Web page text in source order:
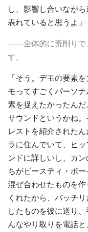
し、影響し合いなが
表れていると思うよ」
――全体的に荒削りで
す。
「そう。デモの要素
モってすごくパーソ
素を捉えたかったん
サウンドというかね
レスト を紹介された
ラに住んでいて、ヒ
ンドに詳しいし、カ
ちがビースティ・ボ
混ぜ合わせたものを
くれたから、バッチ
したものを彼に送り
んなやり取りを電話